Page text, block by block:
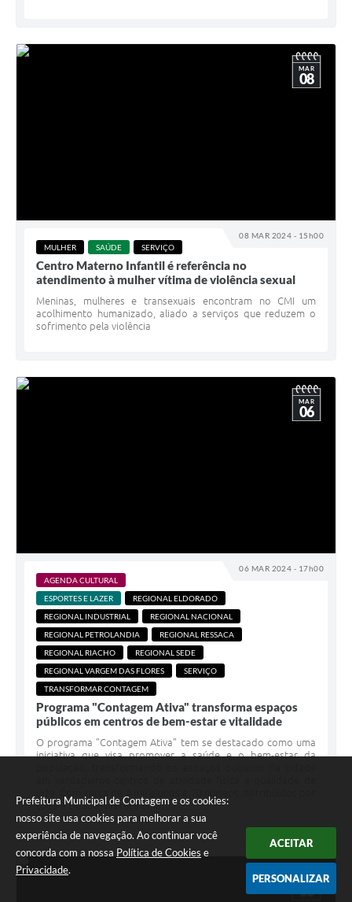
Prefeitura Municipal de Contagem e os cookies:
nosso site usa cookies para melhorar a sua
experiência de navegação. Ao continuar você
concorda com a nossa Política de Cookies e
Privacidade.
ACEITAR
PERSONALIZAR
08 MAR 2024 - 15h00
MAR
08
MULHER SAÚDE SERVIÇO
Centro Materno Infantil é referência no
atendimento à mulher vítima de violência sexual
Meninas, mulheres e transexuais encontram no CMI um
acolhimento humanizado, aliado a serviços que reduzem o
sofrimento pela violência
06 MAR 2024 - 17h00
MAR
06
AGENDA CULTURAL
ESPORTES E LAZER
REGIONAL ELDORADO
REGIONAL INDUSTRIAL
REGIONAL NACIONAL
REGIONAL PETROLANDIA
REGIONAL RESSACA
REGIONAL RIACHO
REGIONAL SEDE
REGIONAL VARGEM DAS FLORES
SERVIÇO
TRANSFORMAR CONTAGEM
Programa "Contagem Ativa" transforma espaços
públicos em centros de bem-estar e vitalidade
O programa "Contagem Ativa" tem se destacado como uma
iniciativa que visa promover a saúde e o bem-estar da
toda a cidade, oferece uma...
MAR
06